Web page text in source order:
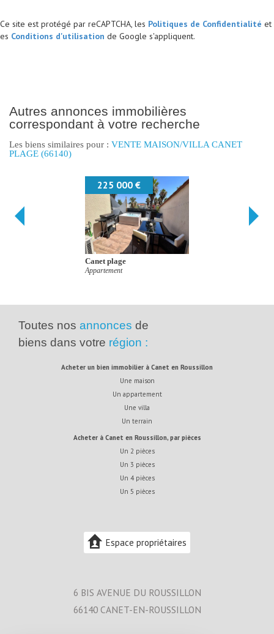
Ce site est protégé par reCAPTCHA, les Politiques de Confidentialité et
es Conditions d'utilisation de Google s'appliquent.
autres annonces immobilières
correspondant à votre recherche
Les biens similaires pour : VENTE MAISON/VILLA CANET
PLAGE (66140)
Toutes nos annonces de
biens dans votre région :
acheter un bien immobilier à Canet en Roussillon
Une maison
Un appartement
Une villa
Un terrain
acheter à Canet en Roussillon, par pièces
Un 2 pièces
Un 3 pièces
Un 4 pièces
Un 5 pièces
Espace propriétaires
6 BIS AVENUE DU ROUSSILLON
66140 CANET-EN-ROUSSILLON